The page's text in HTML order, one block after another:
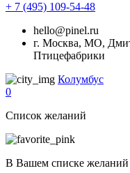
+ 7 (495) 109-54-48
hello@pinel.ru
г. Москва, МО,
Птицефабрики
Колумбус
0
Список желаний
В Вашем списке желаний